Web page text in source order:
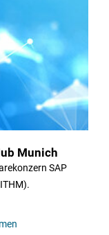
Munich
SAP